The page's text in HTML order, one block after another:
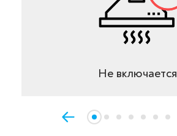
Не включается